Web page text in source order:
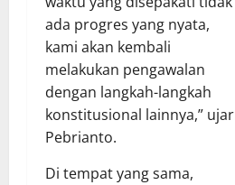
ada progres yang nyata,
kami akan kembali
melakukan pengawalan
dengan langkah-langkah
konstitusional lainnya,” ujar
Pebrianto.
Di tempat yang sama,